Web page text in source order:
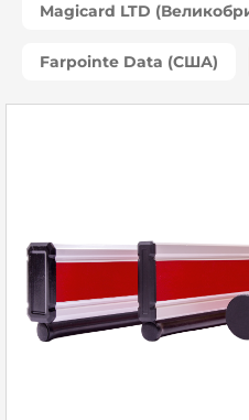
Magicard LTD
Farpointe Data (США)